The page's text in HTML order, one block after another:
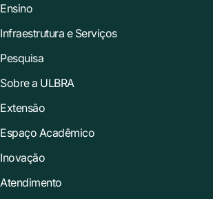
Ensino
Infraestrutura e Serviços
Pesquisa
Sobre a ULBRA
Extensão
Espaço Acadêmico
Inovação
Atendimento